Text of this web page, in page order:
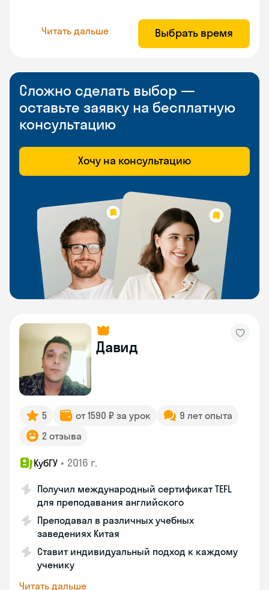
Читать дальше Выбрать время
Сложно сделать выбор —
оставьте заявку на бесплатную
консультацию
Хочу на консультацию
Давид
5 от 1590 ₽ за урок
9 лет опыта
2 отзыва
КубГУ • 2016 г.
Получил международный сертификат TEFL
для преподавания английского
Преподавал в различных учебных
заведениях Китая
Ставит индивидуальный подход к каждому
ученику
Читать дальше